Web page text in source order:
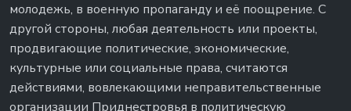
молодежь, в военную пропаганду и её поощрение. С
другой стороны, любая деятельность или проекты,
продвигающие политические, экономические,
культурные или социальные права, считаются
действиями, вовлекающими неправительственные
организации Приднестровья в политическую